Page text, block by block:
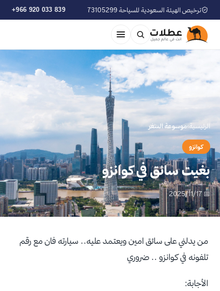
ترخيص الهيئة السعودية للسياحة 73105299 +966 920 033 839
الرئيسية›موسوعة السفر
كوانزو
بغيت سائق في كوانزو
📅 2025/11/17
من يدلني على سائق امين ويعتمد عليه.. سيارته فان مع رقم
تلفونه في كوانزو .. ضروري
الأجابة: